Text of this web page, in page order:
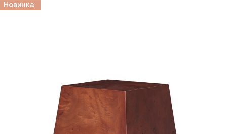
Новинка